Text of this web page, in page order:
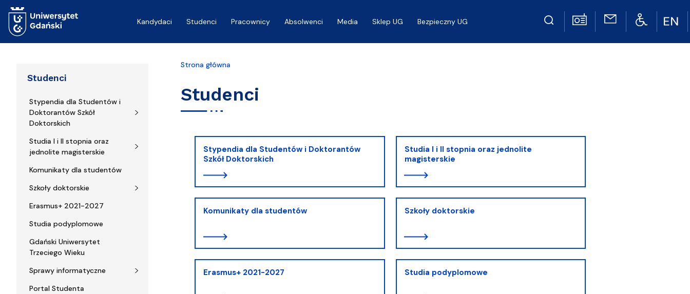
Kandydaci
Studenci Pracownicy Absolwenci Media Sklep UG Bezpieczny UG
Studenci
Stypendia dla Studentów i
Doktorantów Szkół
Doktorskich
Studia I i II stopnia oraz
jednolite magisterskie
Komunikaty dla studentów
Szkoły doktorskie
Erasmus+ 2021-2027
Studia podyplomowe
Gdański Uniwersytet
Trzeciego Wieku
Sprawy informatyczne
Portal Studenta
Strona główna
Studenci
Stypendia dla Studentów i Doktorantów
Szkół Doktorskich
Studia I i II stopnia oraz jednolite
magisterskie
Komunikaty dla studentów Szkoły doktorskie
Erasmus+ 2021-2027 Studia podyplomowe